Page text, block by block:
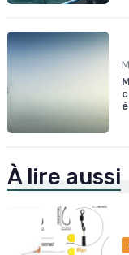
À lire aussi